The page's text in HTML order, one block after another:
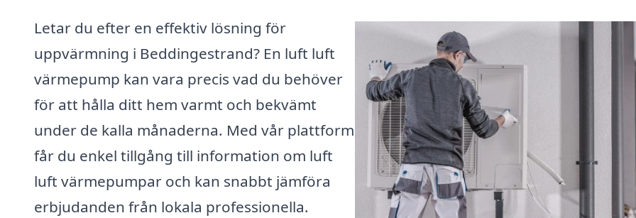
Letar du efter en effektiv lösning för
uppvärmning i Beddingestrand? En luft luft
värmepump kan vara precis vad du behöver
för att hålla ditt hem varmt och bekvämt
under de kalla månaderna. Med vår plattform
får du enkel tillgång till information om luft
luft värmepumpar och kan snabbt jämföra
erbjudanden från lokala professionella.